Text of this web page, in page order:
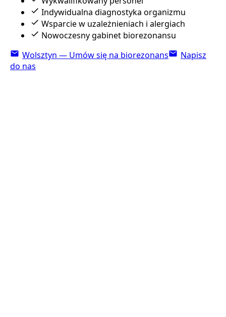
Indywidualna diagnostyka organizmu
Wsparcie w uzależnieniach i alergiach
Nowoczesny gabinet biorezonansu
Wolsztyn — Umów się na biorezonans
Napisz
do nas